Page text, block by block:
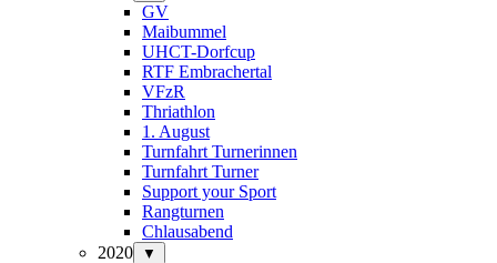
GV
Maibummel
UHCT-Dorfcup
RTF Embrachertal
VFzR
Thriathlon
1. August
Turnfahrt Turnerinnen
Turnfahrt Turner
Support your Sport
Rangturnen
Chlausabend
2020
▼